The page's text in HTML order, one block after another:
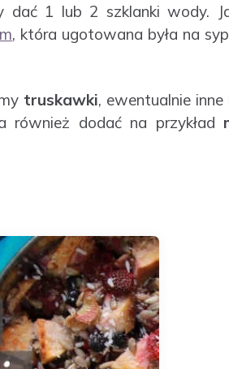
dać 1 lub 2 szklanki wody.
, która ugotowana była na
truskawki, ewentualnie
dodać na przykład